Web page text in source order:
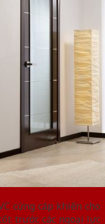
cứng cáp khiến cho
trước các ngoại lực